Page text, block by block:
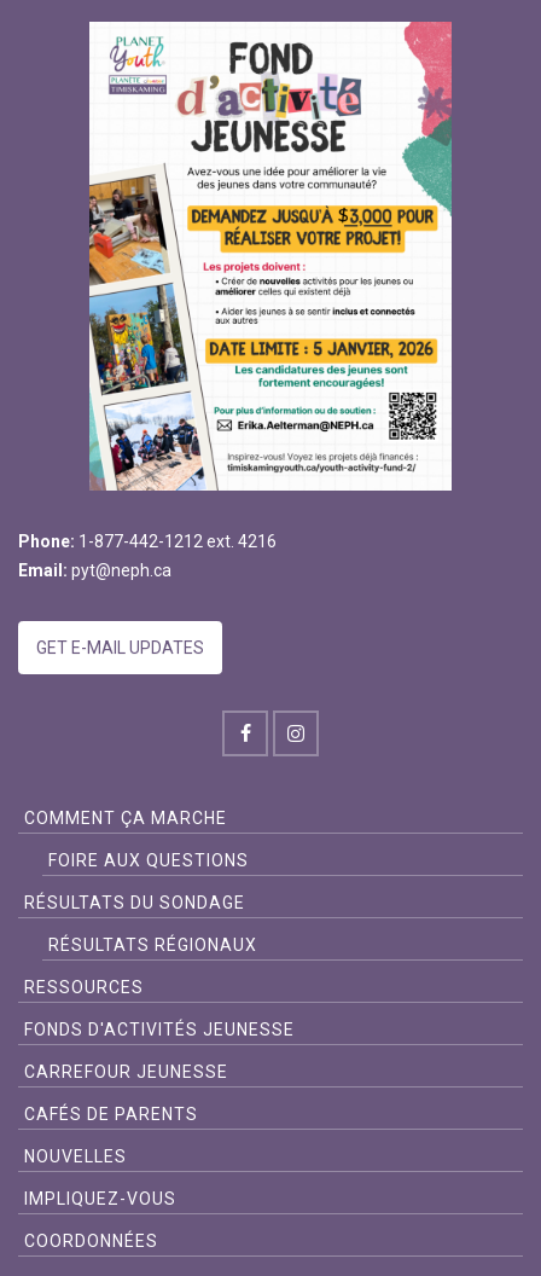
Phone: 1-877-442-1212 ext. 4216
Email: pyt@neph.ca
GET E-MAIL UPDATES
COMMENT ÇA MARCHE
FOIRE AUX QUESTIONS
RÉSULTATS DU SONDAGE
RÉSULTATS RÉGIONAUX
RESSOURCES
FONDS D'ACTIVITÉS JEUNESSE
CARREFOUR JEUNESSE
CAFÉS DE PARENTS
NOUVELLES
IMPLIQUEZ-VOUS
COORDONNÉES